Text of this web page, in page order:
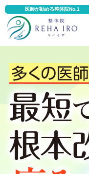
医師が勧める整体院No.1